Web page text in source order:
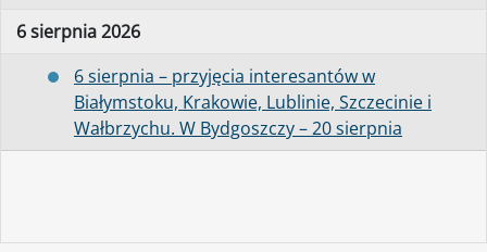
6 sierpnia 2026
6 sierpnia – przyjęcia interesantów w
Białymstoku, Krakowie, Lublinie, Szczecinie i
Wałbrzychu. W Bydgoszczy – 20 sierpnia